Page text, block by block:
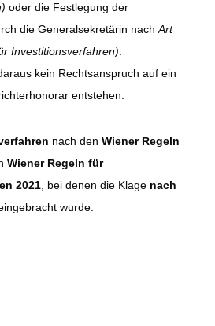
oder die Festlegung der
die Generalsekretärin nach Art
Investitionsverfahren)
kein Rechtsanspruch auf ein
entstehen.
nach den Wiener Regeln
Wiener Regeln für
2021 , bei denen die Klage nach
wurde: